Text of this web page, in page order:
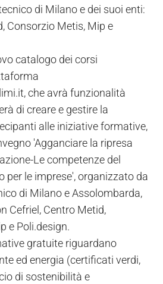
di Milano e dei suoi enti:
Consorzio Metis, Mip e
catalogo dei corsi
che avrà funzionalità
di creare e gestire la
alle iniziative formative,
'Agganciare la ripresa
Le competenze del
per le imprese', organizzato da
di Milano e Assolombarda,
Cefriel, Centro Metid,
e Poli.design.
gratuite riguardano
ed energia (certificati verdi,
di sostenibilità e